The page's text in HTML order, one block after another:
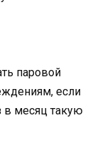
паровой
если
в месяц такую